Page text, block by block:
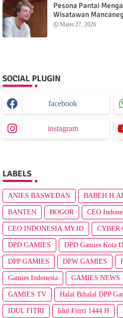
Pesona Pantai
Wisatawan
Sunset dari Menganti
Maret 27, 2026
SOCIAL PLUGIN
facebook
instagram
LABELS
ANIES BASWEDAN BABEH
BANTEN BOGOR CEO
CEO INDONESIA.MY.ID CYBER
DPD GAMIES DPD Gamies Kota
DPP GAMIES DPW GAMIES
Gamies Indonesia GAMIES NEWS
GAMIES TV Halal Bihalal DPP
IDUL FITRI Idul Fitrri 1444 H